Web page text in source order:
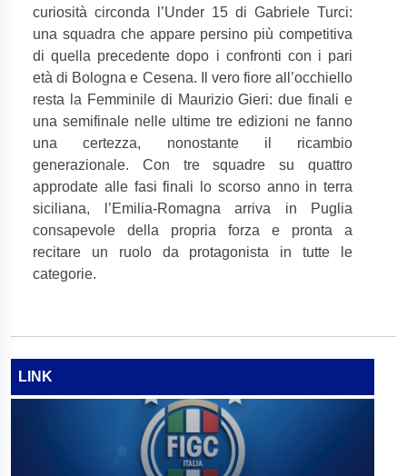
curiosità circonda l’Under 15 di Gabriele Turci:
una squadra che appare persino più competitiva
di quella precedente dopo i confronti con i pari
età di Bologna e Cesena. Il vero fiore all’occhiello
resta la Femminile di Maurizio Gieri: due finali e
una semifinale nelle ultime tre edizioni ne fanno
una certezza, nonostante il ricambio
generazionale. Con tre squadre su quattro
approdate alle fasi finali lo scorso anno in terra
siciliana, l’Emilia-Romagna arriva in Puglia
consapevole della propria forza e pronta a
recitare un ruolo da protagonista in tutte le
categorie.
LINK